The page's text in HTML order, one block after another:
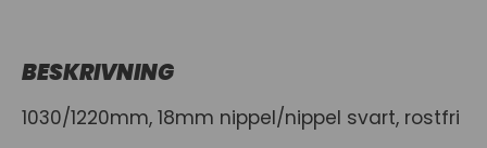
BESKRIVNING
1030/1220mm, 18mm nippel/nippel svart, rostfri